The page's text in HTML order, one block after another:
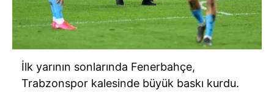
İlk yarının sonlarında Fenerbahçe,
Trabzonspor kalesinde büyük baskı kurdu.